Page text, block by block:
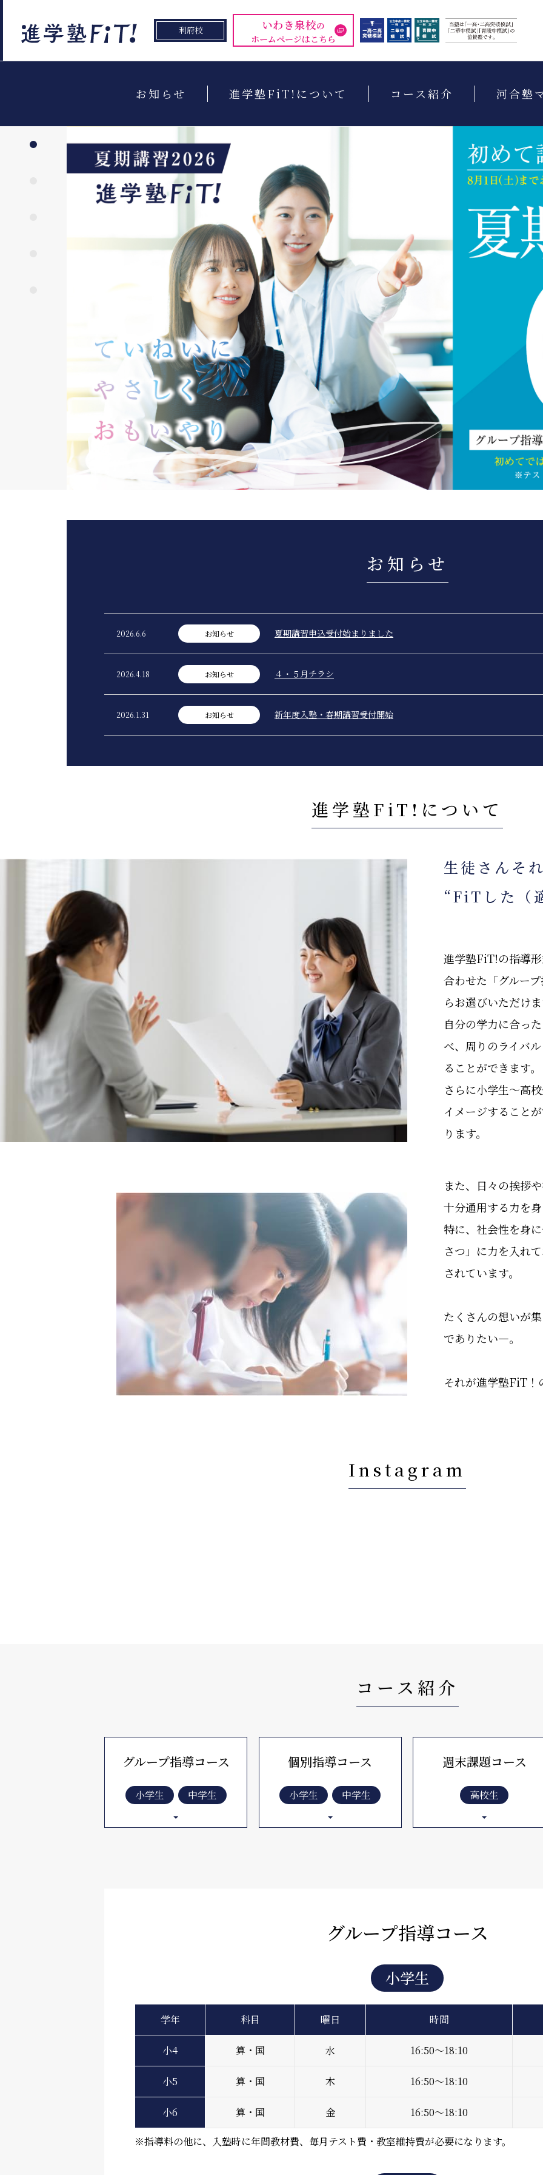
利府校 いわき泉校の
ホームページはこちら
お知らせ 進学塾FiT!について コース紹介 河合塾
お知らせ
2026.6.6 お知らせ 夏期講習申込受付始まりました
2026.4.18 お知らせ ４・５月チラシ
2026.1.31 お知らせ 新年度入塾・春期講習受付開始
進学塾FiT!について
生徒さんそ
“FiTした（
進学塾FiT!の指導
合わせた「グルー
らお選びいただけま
自分の学力に合っ
べ、周りのライバ
ることができます。
さらに小学生～高
イメージすること
ります。
また、日々の挨拶
十分通用する力を
特に、社会性を身
さつ」に力を入れ
されています。
たくさんの想いが
でありたい―。
それが進学塾FiT！
Instagram
コース紹介
グループ指導コース
小学生 中学生
個別指導コース
小学生 中学生
週末課題コース
高校生
グループ指導コース
小学生
学年 科目 曜日 時間
小4 算・国 水 16:50～18:10
小5 算・国 木 16:50～18:10
小6 算・国 金 16:50～18:10
※指導料の他に、入塾時に年間教材費、毎月テスト費・教室維持費が必要になります。